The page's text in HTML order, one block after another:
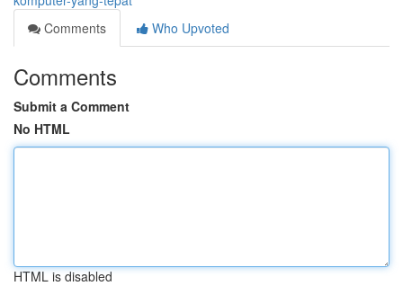
Comments
Who Upvoted
Comments
Submit a Comment
No HTML
HTML is disabled